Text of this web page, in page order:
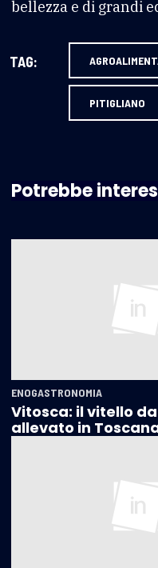
bellezza e di grandi
TAG:
PITIGLIANO
Potrebbe
ENOGASTRONOMIA
Vitosca: il vitello
allevato in